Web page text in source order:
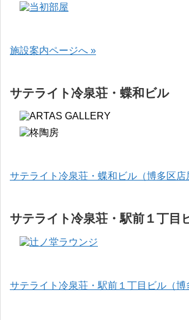
施設案内ページへ »
サテライト冷泉荘・蝶和ビル
サテライト冷泉荘・蝶和ビル（博多区店
サテライト冷泉荘・駅前１丁目
サテライト冷泉荘・駅前１丁目ビル（博